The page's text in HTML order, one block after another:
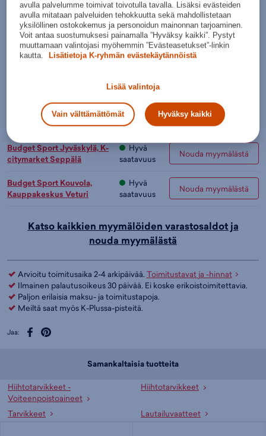
Väritön
Lisää ostoskoriin
SaatavillaMyymälät:
Budget Sport Helsinki, Itis
Hyvä
saatavuus
Nouda myymälästä
Budget Sport Jyväskylä, K-
citymarket Seppälä
Hyvä
saatavuus
Nouda myymälästä
Budget Sport Kouvola,
Kauppakeskus Veturi
Hyvä
saatavuus
Nouda myymälästä
Katso kaikkien myymälöiden varastosaldot ja
nouda myymälästä
Arvioitu toimitusaika 2-4 arkipäivää. Toimitustavat ja -hinnat
Ilmainen palautusoikeus 30 päivää. Ei koske erikoistoimitettavia.
Paljon erilaisia maksu- ja toimitustapoja.
Meiltä saat myös K-Plussa-pisteitä.
Jaa:
Samankaltaisia tuotteita
Hiihtotarvikkeet -
Voiteenpoistoaineet
Hiihtotarvikkeet
Tarvikkeet Lautailuvaatteet
avulla palvelumme toimivat toivotulla tavalla. Lisäksi evästeiden
avulla mitataan palveluiden tehokkuutta sekä mahdollistetaan
yksilöllinen ostokokemus ja personoidun mainonnan tarjoaminen.
Voit antaa suostumuksesi painamalla ”Hyväksy kaikki”. Pystyt
muuttamaan valintojasi myöhemmin ”Evästeasetukset”-linkin
kautta.
Lisätietoja K-ryhmän evästekäytännöistä
Lisää valintoja
Vain välttämättömät Hyväksy kaikki